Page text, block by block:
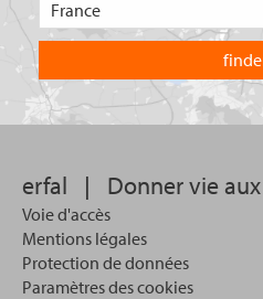
?
erfal | Donner vie
Voie d'accès
Mentions légales
Protection de données
Paramètres des cookies